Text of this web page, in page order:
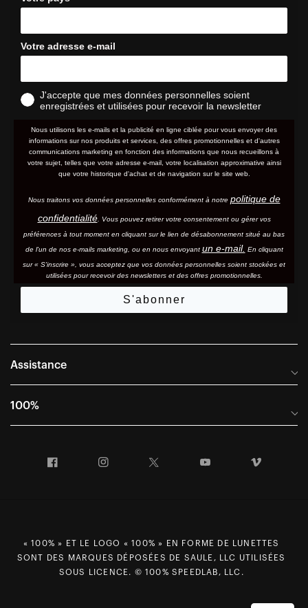
Votre adresse e-mail
J'accepte que mes données personnelles soient
enregistrées et utilisées pour recevoir la newsletter
Nous utilisons les e-mails et la publicité en ligne ciblée pour vous envoyer des
informations sur nos produits et services, des offres promotionnelles et d'autres
communications marketing en fonction des informations que nous recueillons à
votre sujet, telles que votre adresse e-mail, votre localisation approximative ainsi
que votre historique d'achat et de navigation sur le site web.
Nous traitons vos données personnelles conformément à notre politique de
confidentialité. Vous pouvez retirer votre consentement ou gérer vos
préférences à tout moment en cliquant sur le lien de désabonnement situé au bas
de l'un de nos e-mails marketing, ou en nous envoyant un e-mail. En cliquant
sur « S'inscrire », vous acceptez que vos données personnelles soient stockées et
utilisées pour recevoir des newsletters et des offres promotionnelles.
S'abonner
Assistance
Foire aux questions
Conditions générales de vente
100%
Informations sur l'entreprise
du RGPD
Facebook Instagram YouTube
« 100% » ET LE LOGO « 100% » EN FORME DE LUNETTES
SONT DES MARQUES DÉPOSÉES DE SAULE, LLC UTILISÉES
SOUS LICENCE. © 100% SPEEDLAB, LLC.